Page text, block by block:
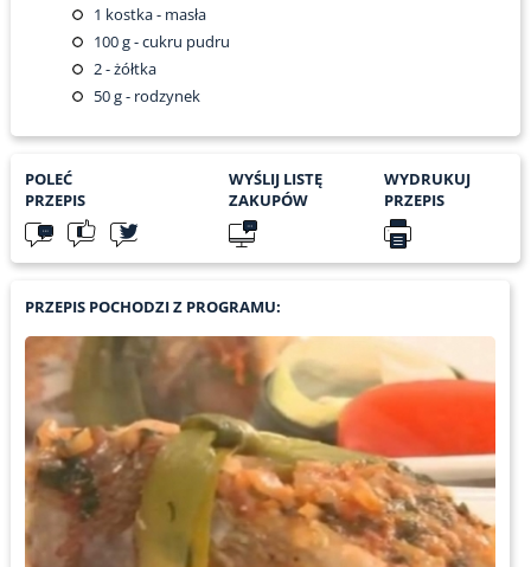
1 kostka - masła
100g - cukru pudru
2- żółtka
50g - rodzynek
POLEĆ
PRZEPIS
WYŚLIJ LISTĘ
ZAKUPÓW
WYDRUKUJ
PRZEPIS
PRZEPIS POCHODZI Z PROGRAMU: